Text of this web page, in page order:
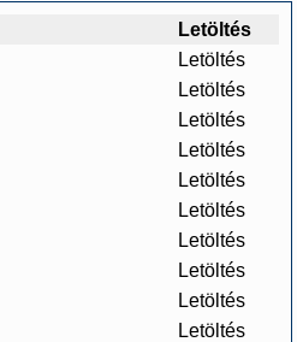
Letöltés
Letöltés
Letöltés
Letöltés
Letöltés
Letöltés
Letöltés
Letöltés
Letöltés
Letöltés
Letöltés